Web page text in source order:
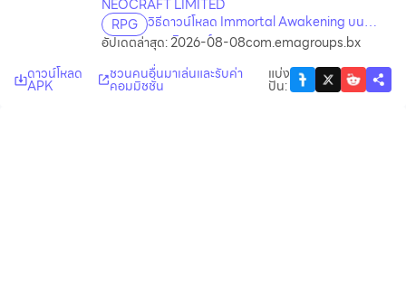
NEOCRAFT LIMITED
RPG วิธีดาวน์โหลด Immortal Awakening บน
คอมพิวเตอร์
อัปเดตล่าสุด: 2026-08-08com.emagroups.bx
ดาวน์โหลด
APK
ชวนคนอื่นมาเล่นและรับค่า
คอมมิชชั่น
แบ่ง
ปัน: